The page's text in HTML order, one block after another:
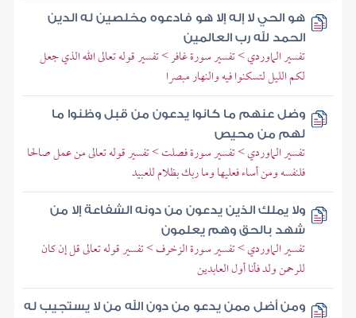
هو الحي لا إله إلا هو فادعوه مخلصين له الدين
الحمد لله رب العالمين
تفسير الماوردي > تفسير سورة غافر > تفسير قوله تعالى الله الذي جعل
لكم الليل لتسكنوا فيه والنهار مبصرا
وضل عنهم ما كانوا يدعون من قبل وظنوا ما
لهم من محيص
تفسير الماوردي > تفسير سورة فصلت > تفسير قوله تعالى من عمل صالحا
فلنفسه ومن أساء فعليها وما ربك بظلام للعبيد
ولا يملك الذين يدعون من دونه الشفاعة إلا من
شهد بالحق وهم يعلمون
تفسير الماوردي > تفسير سورة الزخرف > تفسير قوله تعالى قل إن كان
للرحمن ولد فأنا أول العابدين
ومن أضل ممن يدعو من دون الله من لا يستجيب له